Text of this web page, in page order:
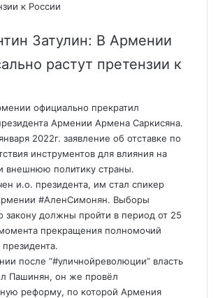
к России
официально прекратил
Армении Армена Саркисяна.
2022г. заявление об отставке по
инструментов для влияния на
внешнюю политику страны.
и.о. президента, им стал спикер
#АленСимонян. Выборы
закону должны пройти в период от 25
прекращения полномочий
после “#уличнойреволюции” власть
Пашинян, он же провёл
реформу, по которой Армения